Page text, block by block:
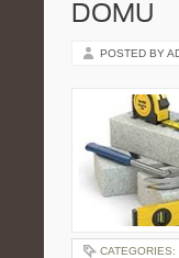
DOMU
POSTED BY
CATEGORIES: